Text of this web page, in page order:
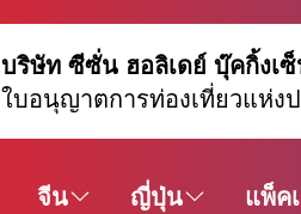
บริษัท ซีซั่น ฮอลิเดย์ บุ๊คกิ้งเ
ใบอนุญาตการท่องเที่ยวแห่ง
จีน ญี่ปุ่น แพ็ค